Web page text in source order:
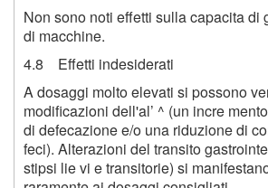
Non sono noti effetti sulla capacita di
di macchine.
4.8 Effetti indesiderati
A dosaggi molto elevati si possono
modificazioni dell'al’ ^ (un incre
di defecazione e/o una riduzione di
feci). Alterazioni del transito
stipsi lie vi e transitorie) si